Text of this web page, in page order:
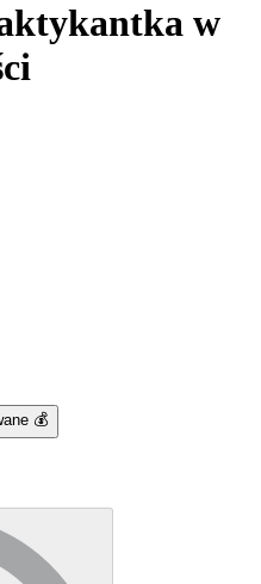
w
💰